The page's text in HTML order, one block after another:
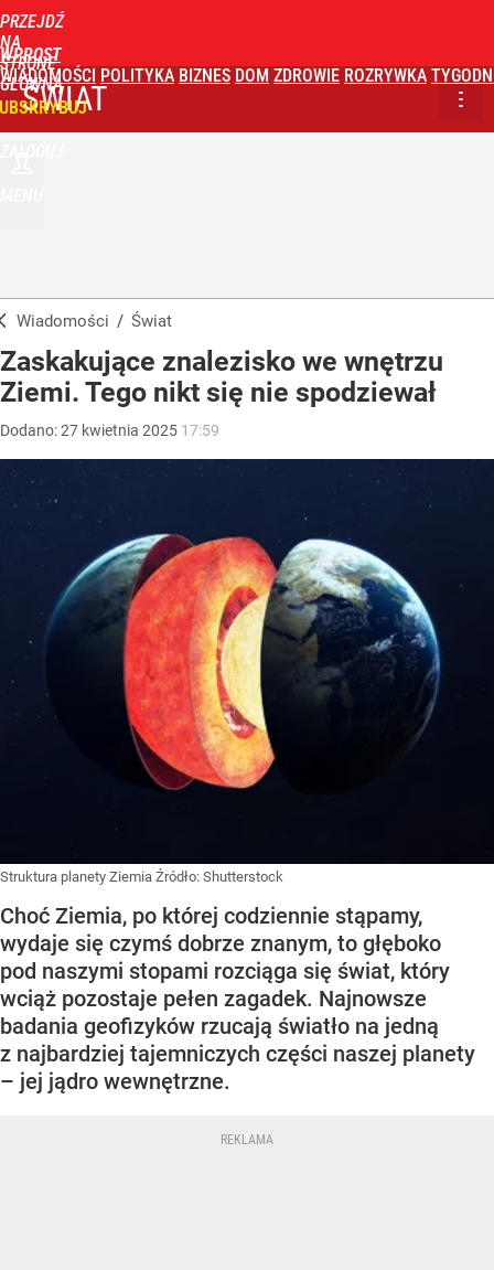
PRZEJDŹ
NA
STRONĘ
GŁÓWNĄ
WPROST
WIADOMOŚCI POLITYKA BIZNES DOM ZDROWIE ROZRYWKA
ŚWIAT
Wiadomości / Świat
Zaskakujące znalezisko we wnętrzu
Ziemi. Tego nikt się nie spodziewał
Dodano:27 kwietnia 2025 17:59
Struktura planety Ziemia Źródło: Shutterstock
Choć Ziemia, po której codziennie stąpamy,
wydaje się czymś dobrze znanym, to głęboko
pod naszymi stopami rozciąga się świat, który
wciąż pozostaje pełen zagadek. Najnowsze
badania geofizyków rzucają światło na jedną
z najbardziej tajemniczych części naszej planety
– jej jądro wewnętrzne.